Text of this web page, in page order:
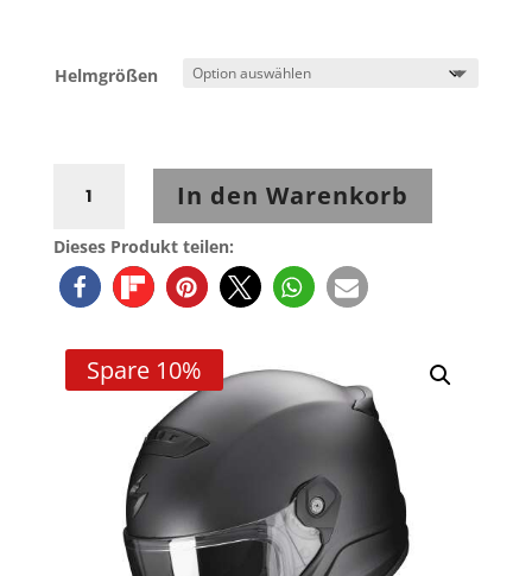
Dieses Produkt teilen:
Spare 10%
Helmgrößen
Covert-
Danko
Perlmutt
Matt
Menge
In den Warenkorb